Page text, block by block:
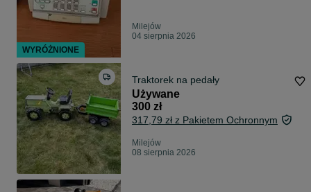
Milejów
04 sierpnia 2026
Traktorek na pedały
Używane
300 zł
317,79 zł z Pakietem Ochronnym
Milejów
08 sierpnia 2026
WYRÓŻNIONE